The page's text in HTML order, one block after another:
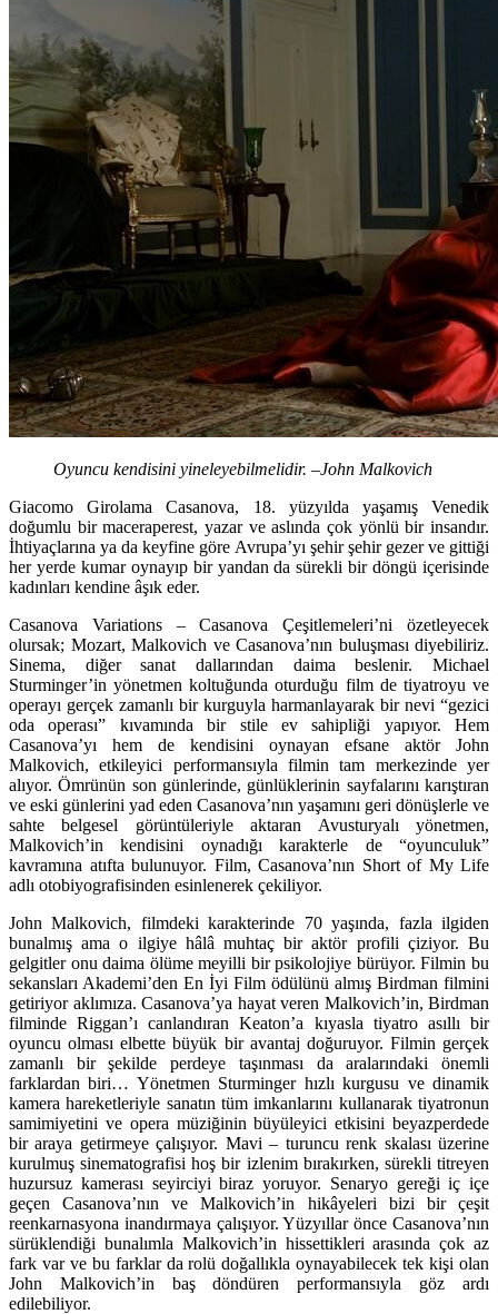
Oyuncu kendisini yineleyebilmelidir. –John Malkovich
Giacomo Girolama Casanova, 18. yüzyılda yaşamış Venedik
doğumlu bir maceraperest, yazar ve aslında çok yönlü bir insandır.
İhtiyaçlarına ya da keyfine göre Avrupa’yı şehir şehir gezer ve gittiği
her yerde kumar oynayıp bir yandan da sürekli bir döngü içerisinde
kadınları kendine âşık eder.
Casanova Variations – Casanova Çeşitlemeleri’ni özetleyecek
olursak; Mozart, Malkovich ve Casanova’nın buluşması diyebiliriz.
Sinema, diğer sanat dallarından daima beslenir. Michael
Sturminger’in yönetmen koltuğunda oturduğu film de tiyatroyu ve
operayı gerçek zamanlı bir kurguyla harmanlayarak bir nevi “gezici
oda operası” kıvamında bir stile ev sahipliği yapıyor. Hem
Casanova’yı hem de kendisini oynayan efsane aktör John
Malkovich, etkileyici performansıyla filmin tam merkezinde yer
alıyor. Ömrünün son günlerinde, günlüklerinin sayfalarını karıştıran
ve eski günlerini yad eden Casanova’nın yaşamını geri dönüşlerle ve
sahte belgesel görüntüleriyle aktaran Avusturyalı yönetmen,
Malkovich’in kendisini oynadığı karakterle de “oyunculuk”
kavramına atıfta bulunuyor. Film, Casanova’nın Short of My Life
adlı otobiyografisinden esinlenerek çekiliyor.
John Malkovich, filmdeki karakterinde 70 yaşında, fazla ilgiden
bunalmış ama o ilgiye hâlâ muhtaç bir aktör profili çiziyor. Bu
gelgitler onu daima ölüme meyilli bir psikolojiye bürüyor. Filmin bu
sekansları Akademi’den En İyi Film ödülünü almış Birdman filmini
getiriyor aklımıza. Casanova’ya hayat veren Malkovich’in, Birdman
filminde Riggan’ı canlandıran Keaton’a kıyasla tiyatro asıllı bir
oyuncu olması elbette büyük bir avantaj doğuruyor. Filmin gerçek
zamanlı bir şekilde perdeye taşınması da aralarındaki önemli
farklardan biri… Yönetmen Sturminger hızlı kurgusu ve dinamik
kamera hareketleriyle sanatın tüm imkanlarını kullanarak tiyatronun
samimiyetini ve opera müziğinin büyüleyici etkisini beyazperdede
bir araya getirmeye çalışıyor. Mavi – turuncu renk skalası üzerine
kurulmuş sinematografisi hoş bir izlenim bırakırken, sürekli titreyen
huzursuz kamerası seyirciyi biraz yoruyor. Senaryo gereği iç içe
geçen Casanova’nın ve Malkovich’in hikâyeleri bizi bir çeşit
reenkarnasyona inandırmaya çalışıyor. Yüzyıllar önce Casanova’nın
sürüklendiği bunalımla Malkovich’in hissettikleri arasında çok az
fark var ve bu farklar da rolü doğallıkla oynayabilecek tek kişi olan
John Malkovich’in baş döndüren performansıyla göz ardı
edilebiliyor.